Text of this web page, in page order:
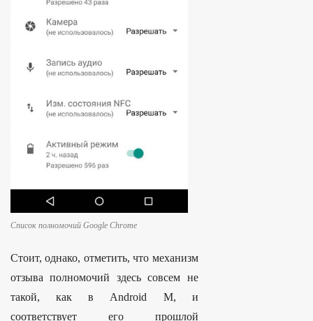
Список полномочий Google Chrome
Стоит, однако, отметить, что механизм
отзыва полномочий здесь совсем не
такой, как в Android M, и
соответствует его прошлой